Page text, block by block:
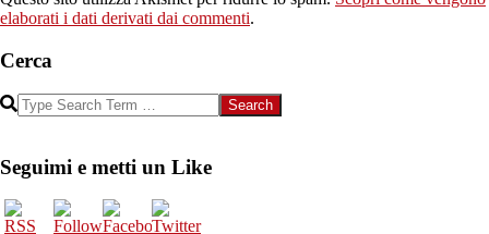
elaborati i dati derivati dai commenti.
Cerca
Search
Seguimi e metti un Like